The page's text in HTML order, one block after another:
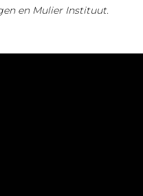
en Mulier Instituut.